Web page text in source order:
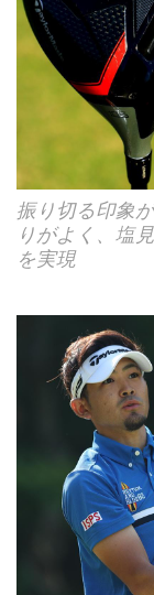
振り切る印象
りがよく、塩
を実現